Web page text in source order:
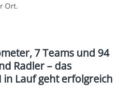
Ort.
7 Teams und 94
Radler – das
in Lauf geht erfolgreich